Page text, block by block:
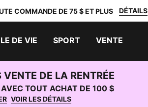
COMMANDE DE 75 $ ET PLUS DÉTAILS
DE VIE SPORT VENTE
DE LA RENTRÉE
TOUT ACHAT DE 100 $
VOIR LES DÉTAILS